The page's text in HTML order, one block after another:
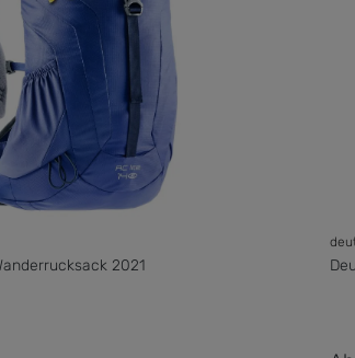
2021